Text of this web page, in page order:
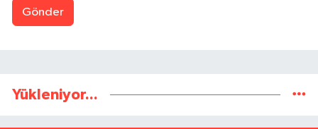
Gönder
Yükleniyor...